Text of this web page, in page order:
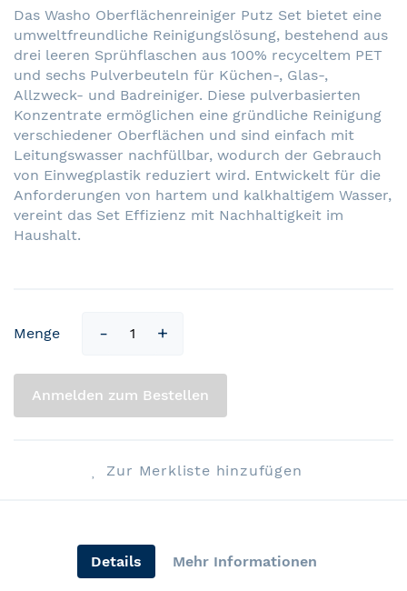
Das Washo Oberflächenreiniger Putz Set bietet eine
umweltfreundliche Reinigungslösung, bestehend aus
drei leeren Sprühflaschen aus 100% recyceltem PET
und sechs Pulverbeuteln für Küchen-, Glas-,
Allzweck- und Badreiniger. Diese pulverbasierten
Konzentrate ermöglichen eine gründliche Reinigung
verschiedener Oberflächen und sind einfach mit
Leitungswasser nachfüllbar, wodurch der Gebrauch
von Einwegplastik reduziert wird. Entwickelt für die
Anforderungen von hartem und kalkhaltigem Wasser,
vereint das Set Effizienz mit Nachhaltigkeit im
Haushalt.
Menge
Anmelden zum Bestellen
Zur Merkliste hinzufügen
Details Mehr Informationen